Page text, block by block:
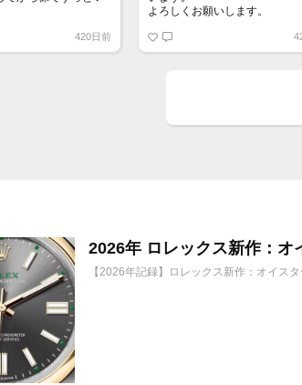
ッピ
420日前
よろしくお願いします。
2026年 ロレックス新作：オ
【2026年記録】ロレックス新作：オイス